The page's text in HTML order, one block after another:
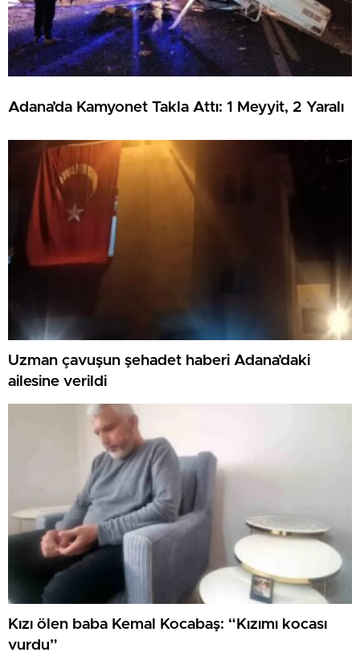
Adana’da Kamyonet Takla Attı: 1 Meyyit, 2 Yaralı
Uzman çavuşun şehadet haberi Adana’daki
ailesine verildi
Kızı ölen baba Kemal Kocabaş: “Kızımı kocası
vurdu”